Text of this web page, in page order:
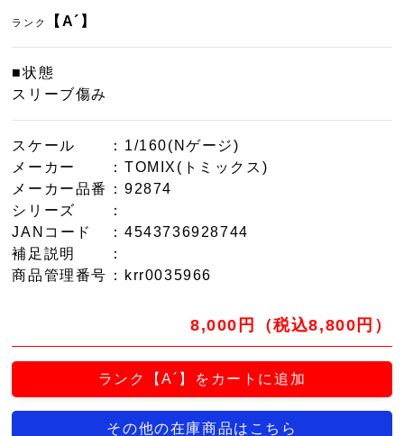
ランク 【A´】
■状態
スリーブ傷み
スケール
：1/160(Nゲージ)
メーカー
：TOMIX(トミックス)
メーカー品番
：92874
シリーズ
：
JANコード
：4543736928744
補足説明
：
商品管理番号 ：krr0035966
8,000円（税込8,800円）
ランク【A´】をカートに追加
その他の在庫商品はこちら